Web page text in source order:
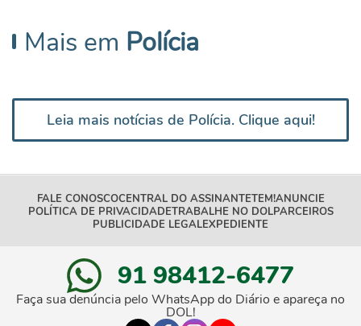
Mais em Polícia
Leia mais notícias de Polícia. Clique aqui!
FALE CONOSCOCENTRAL DO ASSINANTETEM!ANUNCIE
POLÍTICA DE PRIVACIDADETRABALHE NO DOLPARCEIROS
PUBLICIDADE LEGALEXPEDIENTE
91 98412-6477
Faça sua denúncia pelo WhatsApp do Diário e apareça no
DOL!